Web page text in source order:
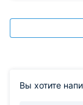
Вы хотите